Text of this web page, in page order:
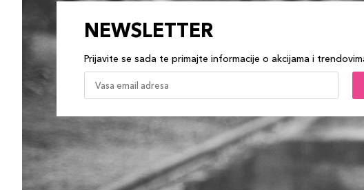
NEWSLETTER
Prijavite se sada te primajte informacije o akcijama i